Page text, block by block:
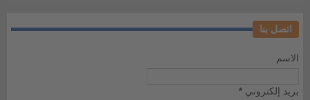
اتصل بنا
الاسم
بريد إلكتروني *